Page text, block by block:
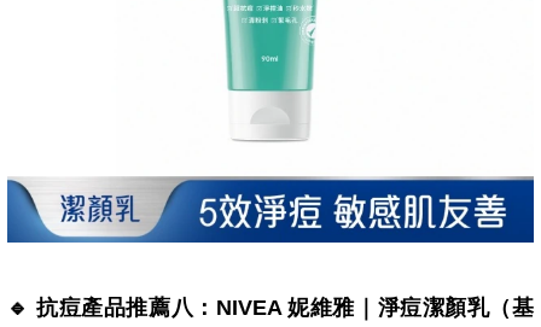
🔹 抗痘產品推薦八：NIVEA 妮維雅｜淨痘潔顏乳（基